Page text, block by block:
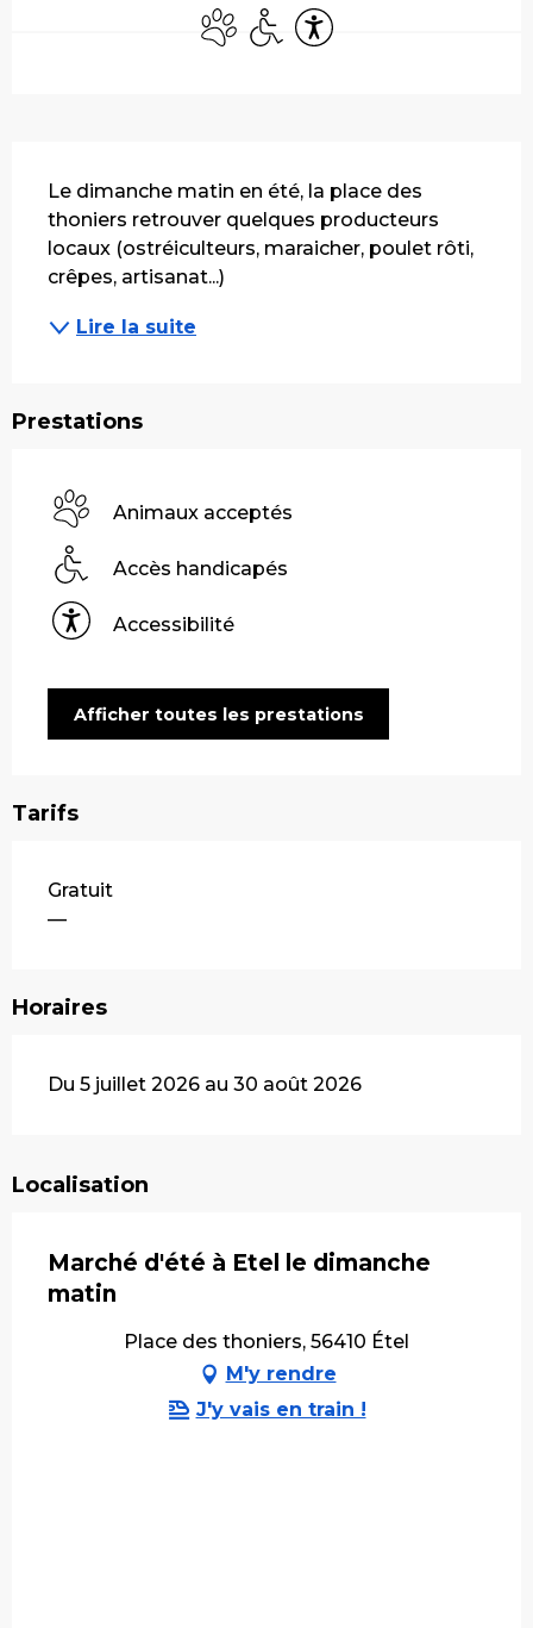
Animaux acceptés
Accès handicapés
Accessibilité
Le dimanche matin en été, la place des
thoniers retrouver quelques producteurs
locaux (ostréiculteurs, maraicher, poulet rôti,
crêpes, artisanat...)
Lire la suite
Prestations
Animaux acceptés
Accès handicapés
Accessibilité
Afficher toutes les prestations
Tarifs
Gratuit
—
Horaires
Du 5 juillet 2026 au 30 août 2026
Localisation
Marché d'été à Etel le dimanche
matin
Place des thoniers, 56410 Étel
M'y rendre
J'y vais en train !